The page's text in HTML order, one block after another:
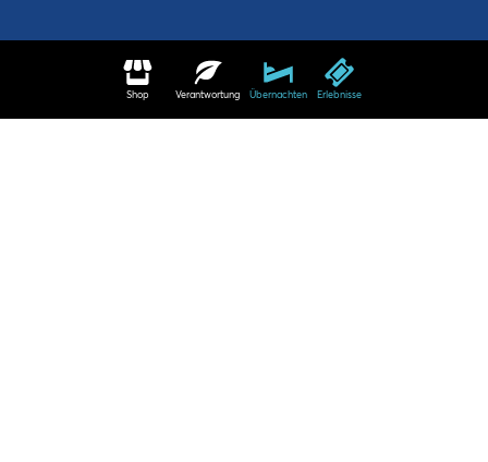
Shop Verantwortung Übernachten Erlebnisse